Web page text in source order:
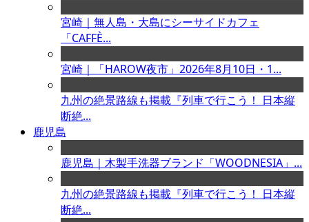
宮崎｜無人島・大島にシーサイドカフェ
「CAFFÈ...
宮崎｜「HAROW夜市」2026年8月10日・1...
九州の絶景路線も掲載『列車で行こう！ 日本縦
断絶...
鹿児島
鹿児島｜木製手洗器ブランド「WOODNESIA」...
九州の絶景路線も掲載『列車で行こう！ 日本縦
断絶...